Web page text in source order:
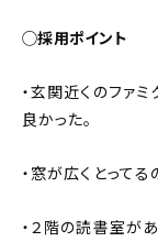
◯採用ポイント
・玄関近くのファ
良かった。
・窓が広くとって
・２階の読書室が